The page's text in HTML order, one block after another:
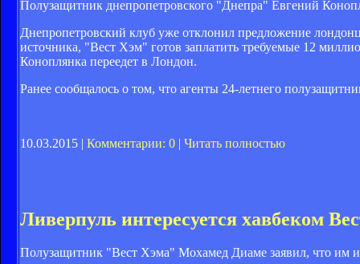
Полузащитник днепропетровского "Днепра" Евгений
Днепропетровский клуб уже отклонил предложение
источника, "Вест Хэм" готов заплатить требуемые 12
Коноплянка переедет в Лондон.
Ранее сообщалось о том, что агенты 24-летнего
10.03.2015 | Комментарии: 0 | Читать полностью
Ливерпуль интересуется хавбеком
Полузащитник "Вест Хэма" Мохамед Диаме заявил, что им